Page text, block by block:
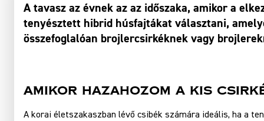
A tavasz az évnek az az időszaka, amikor a
tenyésztett hibrid húsfajtákat választani,
összefoglalóan brojlercsirkéknek vagy
Amikor hazahozom a kis
A korai életszakaszban lévő csibék számára ideális, ha a